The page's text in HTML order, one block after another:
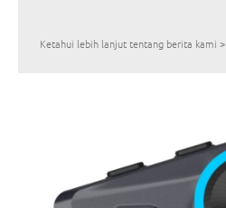
Ketahui lebih lanjut tentang berita kami >